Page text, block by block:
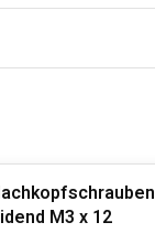
M3 x 12